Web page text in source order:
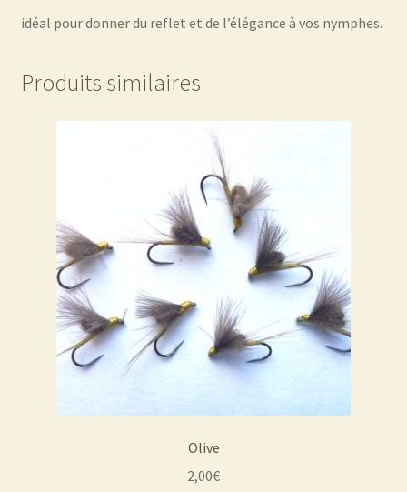
idéal pour donner du reflet et de l’élégance à vos nymphes.
Produits similaires
Olive
2,00€